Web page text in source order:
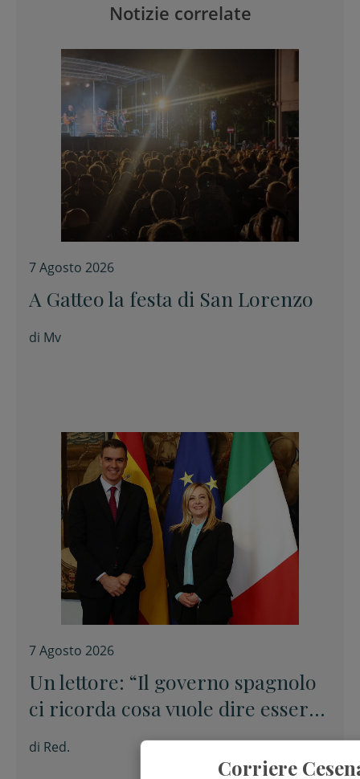
Notizie correlate
7 Agosto 2026
A Gatteo la festa di San Lorenzo
di Mv
7 Agosto 2026
Un lettore: “Il governo spagnolo
ci ricorda cosa vuole dire essere
europei”
di Red.
Corriere